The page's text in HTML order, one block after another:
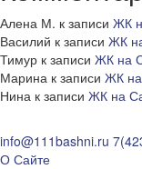
Алена М. к записи ЖК
Василий к записи ЖК
Тимур к записи ЖК на
Марина к записи ЖК
Нина к записи ЖК на
info@111bashni.ru
О Сайте